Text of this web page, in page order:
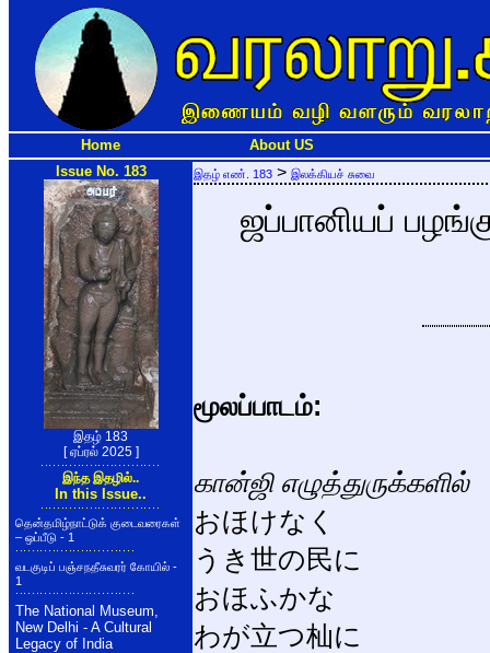
Home
About US
Issue No. 183
இதழ் 183
[ ஏப்ரல் 2025 ]
இந்த இதழில்..
In this Issue..
தென்தமிழ்நாட்டுக் குடைவரைகள்
– ஒப்பீடு - 1
வடகுடிப் பஞ்சநதீசுவரர் கோயில் -
1
The National Museum,
New Delhi - A Cultural
Legacy of India
இதழ் எண். 183 > இலக்கியச் சுவை
ஜப்பானியப்
மூலப்பாடம்:
கான்ஜி எழுத்துருக்களில்
おほけなく
うき世の民に
おほふかな
わが立つ杣に